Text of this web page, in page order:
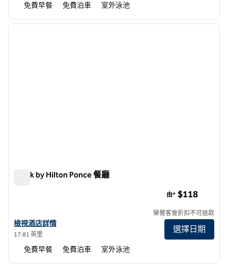
免費早餐 免費泊車 室外泳池
第 1 頁，共 12 頁
下一
Spark by Hilton Ponce 餐廳
查看 Spark by Hilton Ponce 酒店詳情
檢視酒店詳情
17.81 英里
由* $118
榮譽客會折扣不可退款
選擇日期
免費早餐 免費泊車 室外泳池